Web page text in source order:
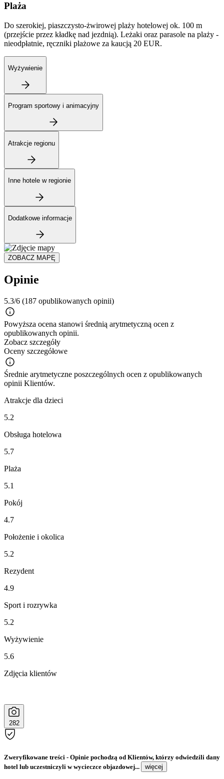
Plaża
Do szerokiej, piaszczysto-żwirowej plaży hotelowej ok. 100 m
(przejście przez kładkę nad jezdnią). Leżaki oraz parasole na plaży -
nieodpłatnie, ręczniki plażowe za kaucją 20 EUR.
Wyżywienie
Program sportowy i animacyjny
Atrakcje regionu
Inne hotele w regionie
Dodatkowe informacje
ZOBACZ MAPĘ
Opinie
5.3/6 (187 opublikowanych opinii)
Powyższa ocena stanowi średnią arytmetyczną ocen z
opublikowanych opinii.
Zobacz szczegóły
Oceny szczegółowe
Średnie arytmetyczne poszczególnych ocen z opublikowanych
opinii Klientów.
Atrakcje dla dzieci
5.2
Obsługa hotelowa
5.7
Plaża
5.1
Pokój
4.7
Położenie i okolica
5.2
Rezydent
4.9
Sport i rozrywka
5.2
Wyżywienie
5.6
Zdjęcia klientów
282
Zweryfikowane treści - Opinie pochodzą od Klientów, którzy odwiedzili dany
hotel lub uczestniczyli w wycieczce objazdowej...
więcej